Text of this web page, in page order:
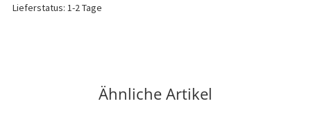
Lieferstatus: 1-2 Tage
Ähnliche Artikel